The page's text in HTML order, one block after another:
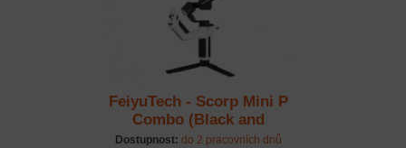
FeiyuTech - Scorp Mini P
Combo (Black and
White)
Dostupnost: do 2 pracovních dnů